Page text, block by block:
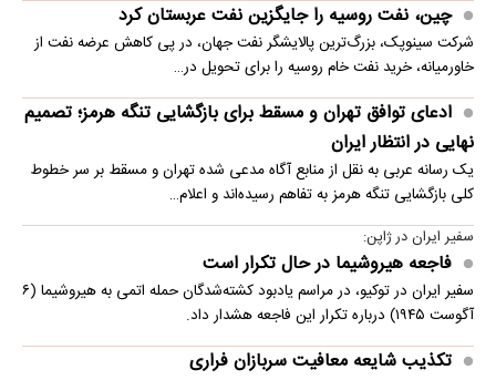
چین، نفت روسیه را جایگزین نفت عربستان کرد
شرکت سینوپک، بزرگ‌ترین پالایشگر نفت جهان، در پی کاهش عرضه نفت از
خاورمیانه، خرید نفت خام روسیه را برای تحویل در…
ادعای توافق تهران و مسقط برای بازگشایی تنگه هرمز؛ تصمیم
نهایی در انتظار ایران
یک رسانه عربی به نقل از منابع آگاه مدعی شده تهران و مسقط بر سر خطوط
کلی بازگشایی تنگه هرمز به تفاهم رسیده‌اند و اعلام…
سفیر ایران در ژاپن:
فاجعه هیروشیما در حال تکرار است
سفیر ایران در توکیو، در مراسم یادبود کشته‌شدگان حمله اتمی به هیروشیما (۶
آگوست ۱۹۴۵) درباره تکرار این فاجعه هشدار داد.
تکذیب شایعه معافیت سربازان فراری